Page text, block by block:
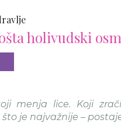
holivudski
menja lice. Koji
je najvažnije –